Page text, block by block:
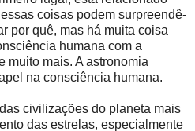
coisas podem surpreendê-
por quê, mas há muita coisa
humana com a
muito mais. A astronomia
na consciência humana.
civilizações do planeta mais
das estrelas, especialmente